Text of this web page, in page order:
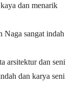
dan menarik
Naga sangat indah
arsitektur dan seni
dan karya seni